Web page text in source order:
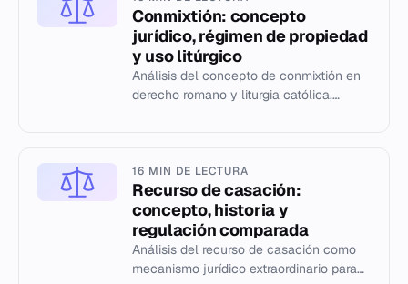
Conmixtión: concepto
jurídico, régimen de propiedad
y uso litúrgico
Análisis del concepto de conmixtión en
derecho romano y liturgia católica,
16 MIN DE LECTURA
Recurso de casación:
concepto, historia y
regulación comparada
Análisis del recurso de casación como
mecanismo jurídico extraordinario para